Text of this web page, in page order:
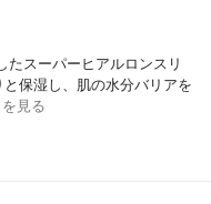
たスーパーヒアルロンスリ
保湿し、肌の水分バリアを
見る